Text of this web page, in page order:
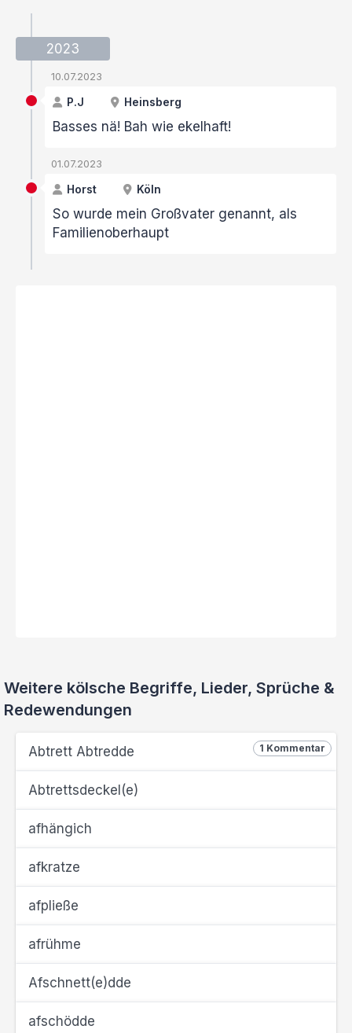
2023
10.07.2023
P.J Heinsberg
Basses nä! Bah wie ekelhaft!
01.07.2023
Horst Köln
So wurde mein Großvater genannt, als
Familienoberhaupt
Weitere kölsche Begriffe, Lieder, Sprüche &
Redewendungen
1 Kommentar
Abtrett Abtredde
Abtrettsdeckel(e)
afhängich
afkratze
afpließe
afrühme
Afschnett(e)dde
afschödde